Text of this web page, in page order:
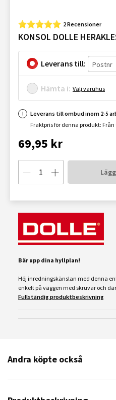
2 Recensioner
KONSOL DOLLE
Leverans till:
Hämta i: Välj varuhus
Leverans till ombud inom 2-5
Fraktpris för denna produkt: Från
69,95 kr
Bär upp dina hyllplan!
Höj inredningskänslan med denna
enkelt på väggen med skruvar och
Fullständig produktbeskrivning
Andra köpte också